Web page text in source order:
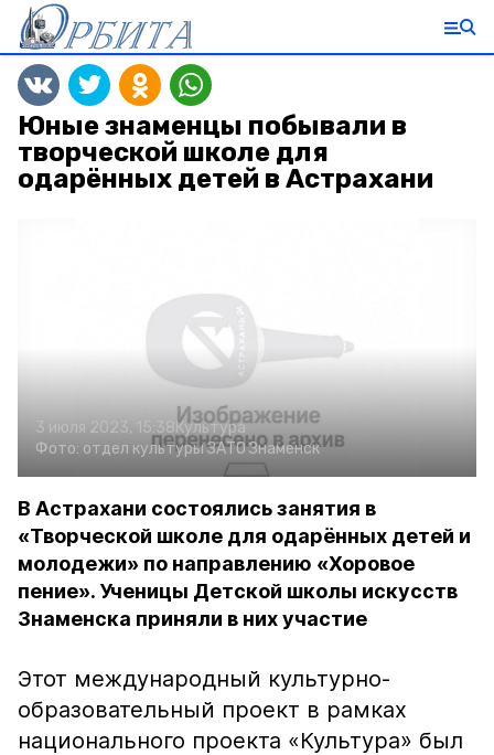
Юные знаменцы побывали в
творческой школе для
одарённых детей в Астрахани
3 июля 2023, 15:38Культура
Фото: отдел культуры ЗАТО Знаменск
В Астрахани состоялись занятия в
«Творческой школе для одарённых детей и
молодежи» по направлению «Хоровое
пение». Ученицы Детской школы искусств
Знаменска приняли в них участие
Этот международный культурно-
образовательный проект в рамках
национального проекта «Культура» был